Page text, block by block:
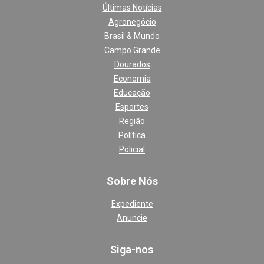
Últimas Notícias
Agronegócio
Brasil & Mundo
Campo Grande
Dourados
Economia
Educação
Esportes
Região
Política
Policial
Sobre Nós
Expediente
Anuncie
Siga-nos